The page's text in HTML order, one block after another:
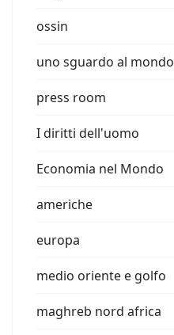
ossin
uno sguardo al mondo
press room
I diritti dell'uomo
Economia nel Mondo
americhe
europa
medio oriente e golfo
maghreb nord africa